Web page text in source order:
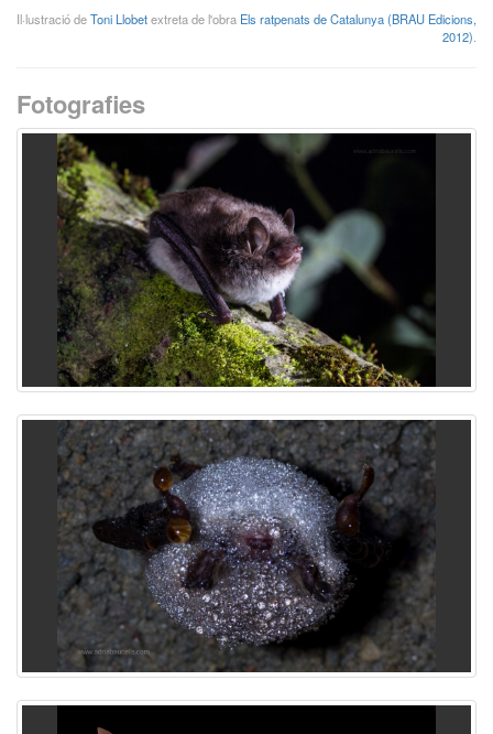
Il·lustració deToni Llobetextreta de l'obra Els ratpenats de Catalunya (BRAU Edicions,
2012)
Fotografies